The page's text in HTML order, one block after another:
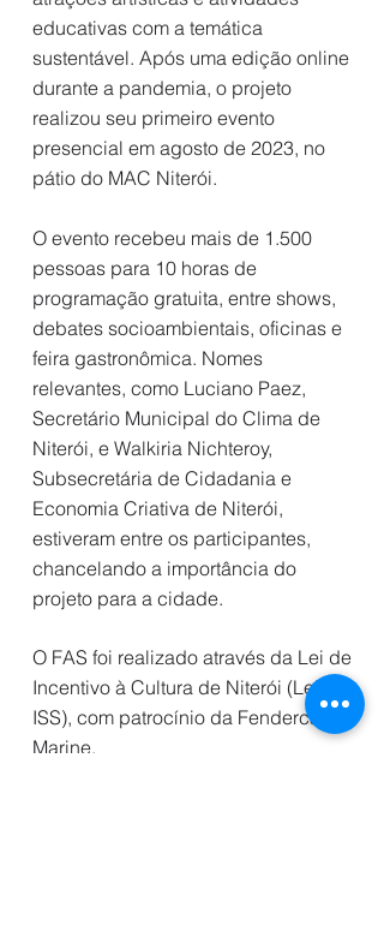
educativas com a temática
sustentável. Após uma edição online
durante a pandemia, o projeto
realizou seu primeiro evento
presencial em agosto de 2023, no
pátio do MAC Niterói.
O evento recebeu mais de 1.500
pessoas para 10 horas de
programação gratuita, entre shows,
debates socioambientais, oficinas e
feira gastronômica. Nomes
relevantes, como Luciano Paez,
Secretário Municipal do Clima de
Niterói, e Walkiria Nichteroy,
Subsecretária de Cidadania e
Economia Criativa de Niterói,
estiveram entre os participantes,
chancelando a importância do
projeto para a cidade.
O FAS foi realizado através da Lei de
Incentivo à Cultura de Niterói (Lei do
ISS), com patrocínio da Fendercare
Marine.